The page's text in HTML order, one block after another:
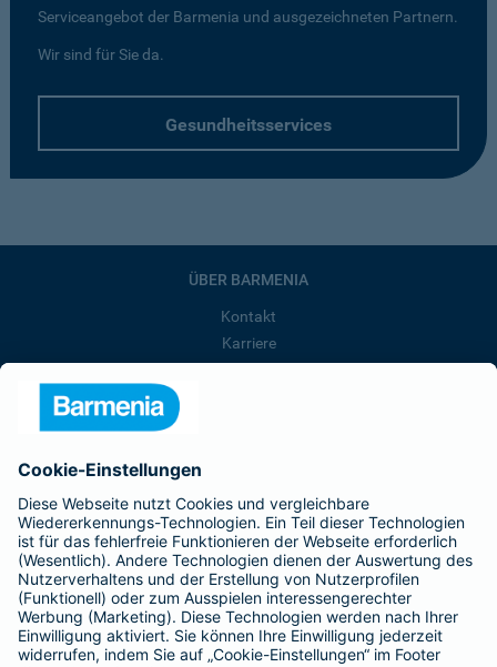
Serviceangebot der Barmenia und ausgezeichneten Partnern.
Wir sind für Sie da.
Gesundheitsservices
ÜBER BARMENIA
Kontakt
Karriere
Barmenia ist Teil der BarmeniaGothaer
BELIEBTE SEITEN
Kranken-Zusatzversicherung
Tierversicherungen
Haftpflichtversicherung
Hausratversicherung